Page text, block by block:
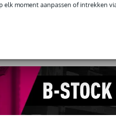
elk moment aanpassen of intrekken